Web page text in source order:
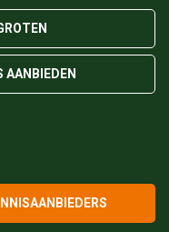
AANBIEDEN